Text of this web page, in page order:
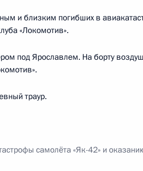
по итогам работы
области
области
и близким погибших в
«Локомотив».
под Ярославлем. На борту
траур.
самолёта «Як-42» и